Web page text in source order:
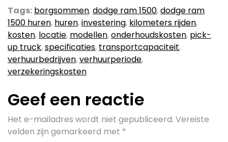
Tags: borgsommen,dodge ram 1500,dodge ram
1500 huren, huren,investering, kilometers rijden,
kosten, locatie, modellen,onderhoudskosten, pick-
up truck,specificaties, transportcapaciteit,
verhuurbedrijven,verhuurperiode,
verzekeringskosten
Geef een reactie
Het e-mailadres wordt niet gepubliceerd. Vereiste
velden zijn gemarkeerd met *